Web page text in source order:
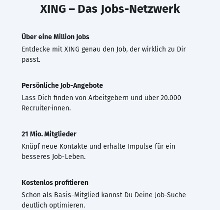
XING – Das Jobs-Netzwerk
Über eine Million Jobs
Entdecke mit XING genau den Job, der wirklich zu Dir
passt.
Persönliche Job-Angebote
Lass Dich finden von Arbeitgebern und über 20.000
Recruiter·innen.
21 Mio. Mitglieder
Knüpf neue Kontakte und erhalte Impulse für ein
besseres Job-Leben.
Kostenlos profitieren
Schon als Basis-Mitglied kannst Du Deine Job-Suche
deutlich optimieren.